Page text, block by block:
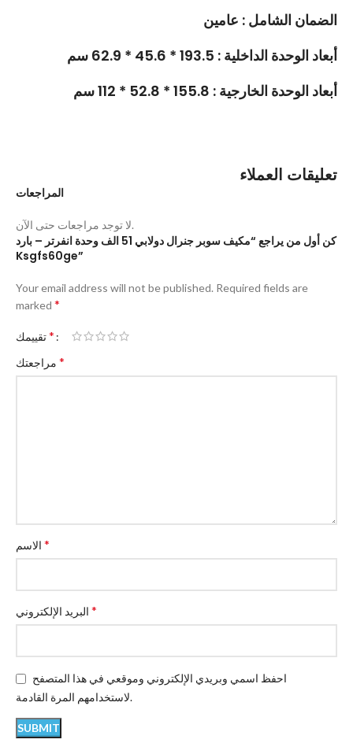
الضمان الشامل : عامين
أبعاد الوحدة الداخلية : 193.5 * 45.6 * 62.9 سم
أبعاد الوحدة الخارجية : 155.8 * 52.8 * 112 سم
تعليقات العملاء
المراجعات
لا توجد مراجعات حتى الآن.
كن أول من يراجع “مكيف سوبر جنرال دولابي 51 الف وحدة انفرتر – بارد
Ksgfs60ge”
Your email address will not be published. Required fields are
marked *
*
*
*
*
احفظ اسمي وبريدي الإلكتروني وموقعي في هذا المتصفح
لاستخدامهم المرة القادمة.